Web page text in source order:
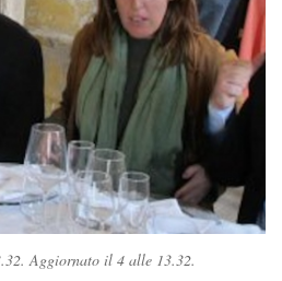
Aggiornato il 4 alle 13.32.